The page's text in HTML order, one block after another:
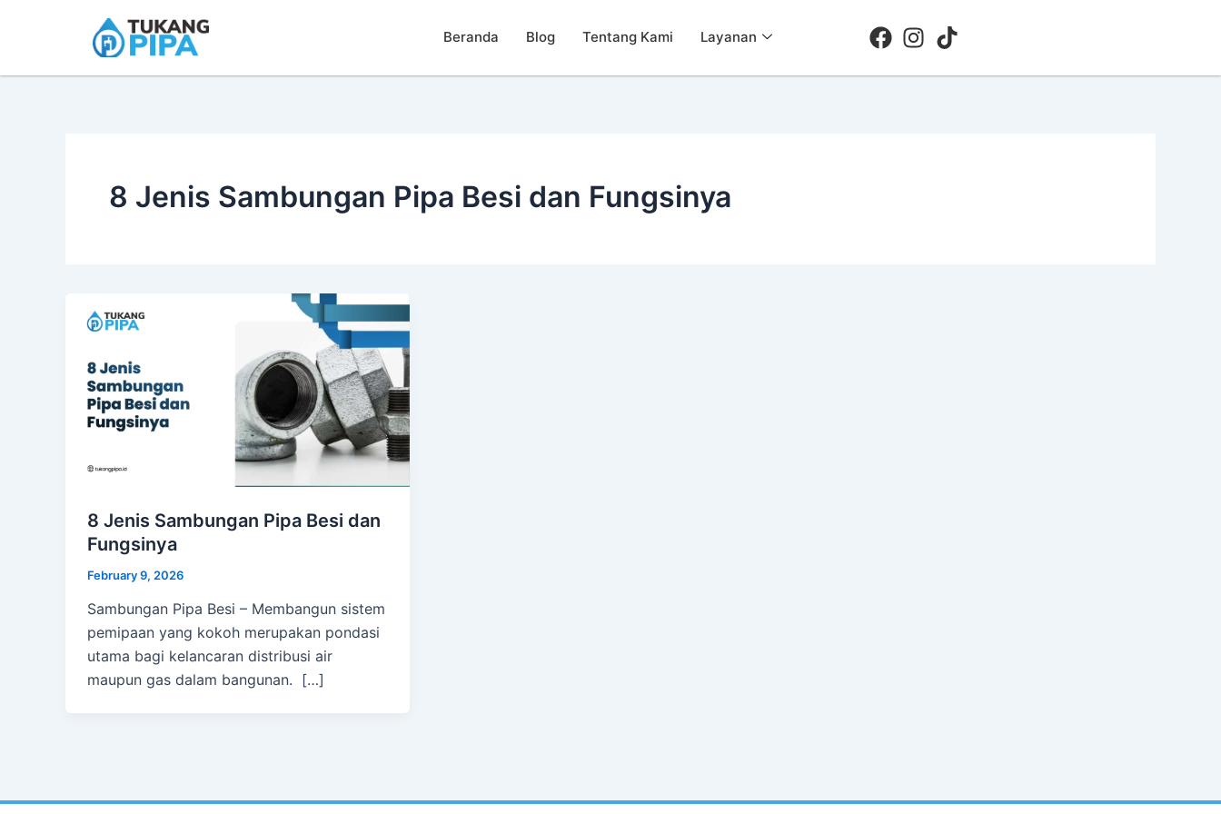
Beranda Blog Tentang Kami Layanan
8 Jenis Sambungan Pipa Besi dan Fungsinya
8 Jenis Sambungan Pipa Besi dan
Fungsinya
February 9, 2026
Sambungan Pipa Besi – Membangun sistem
pemipaan yang kokoh merupakan pondasi
utama bagi kelancaran distribusi air
maupun gas dalam bangunan. […]